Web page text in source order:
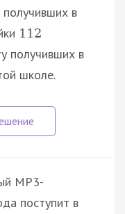
получивших в
112
получивших в
школе.
MP3-
поступит в